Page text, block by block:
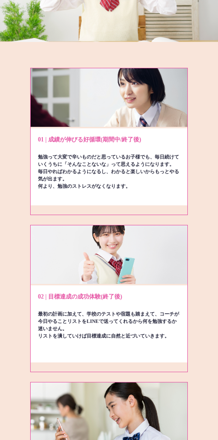
01 | 成績が伸びる好循環(期間中/終了後)
勉強って大変で辛いものだと思っているお子様でも、毎日続けて
いくうちに「そんなことないな」って思えるようになります。
毎日やればわかるようになるし、わかると楽しいからもっとやる
気が出ます。
何より、勉強のストレスがなくなります。
02 | 目標達成の成功体験(終了後)
最初の計画に加えて、学校のテストや宿題も踏まえて、コーチが
今日やることリストをLINEで送ってくれるから何を勉強するか
迷いません。
リストを潰していけば目標達成に自然と近づいていきます。